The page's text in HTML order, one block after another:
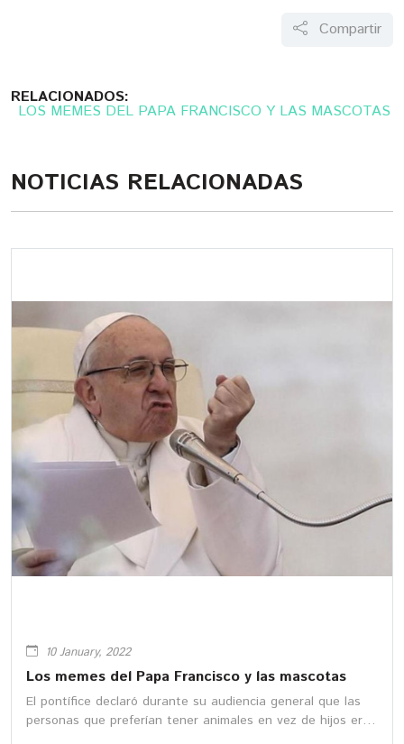
Compartir
RELACIONADOS:
LOS MEMES DEL PAPA FRANCISCO Y LAS MASCOTAS
NOTICIAS RELACIONADAS
10 January, 2022
Los memes del Papa Francisco y las mascotas
El pontífice declaró durante su audiencia general que las
personas que preferían tener animales en vez de hijos eran